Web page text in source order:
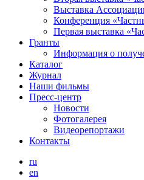
Выставка
Конференция
Первая выставка
Гранты
Информация о
Каталог
Журнал
Наши фильмы
Пресс-центр
Новости
Фотогалерея
Видеорепортажи
Контакты
ru
en